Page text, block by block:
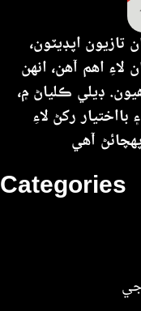
Categories
اپڊيٽون،
اهم آهن، انهن
ڊيلي ڪلياڻ ۾،
رکڻ لاءِ